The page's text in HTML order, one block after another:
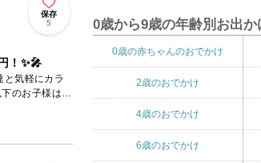
保存
5
！✨🎤
と気軽にカラ
のお子様は何
0歳から9歳の年齢別お出か
0歳の赤ちゃんのおでかけ
2歳のおでかけ
4歳のおでかけ
6歳のおでかけ